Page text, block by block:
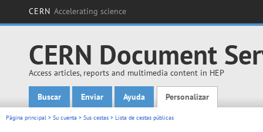
CERN Accelerating science
CERN Document
Access articles, reports and multimedia content in HEP
Main menu
Buscar Enviar Ayuda Personalizar
Página principal > Su cuenta > Sus cestas > Lista de cestas públicas